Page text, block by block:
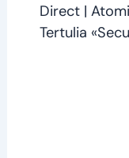
Direct |
Tertulia